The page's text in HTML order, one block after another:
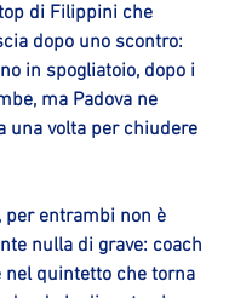
di Filippini che
dopo uno scontro:
in spogliatoio, dopo i
ma Padova ne
una volta per chiudere
per entrambi non è
nulla di grave: coach
nel quintetto che torna